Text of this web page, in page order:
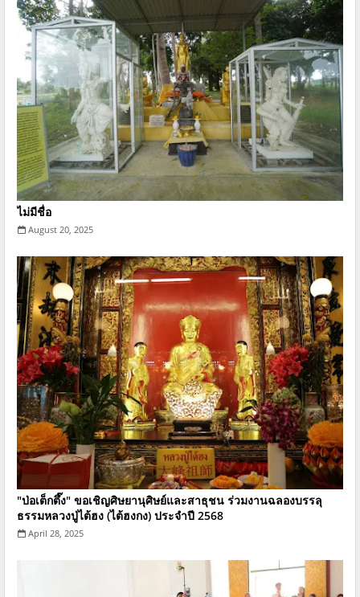
ไม่มีชื่อ
August 20, 2025
"ป่อเต็กตึ๊ง" ขอเชิญศิษยานุศิษย์และสาธุชน ร่วมงานฉลองบรรลุ
ธรรมหลวงปู่ไต้ฮง (ไต้ฮงกง) ประจำปี 2568
April 28, 2025